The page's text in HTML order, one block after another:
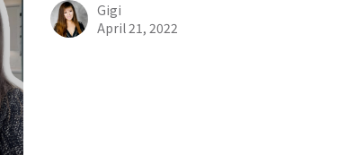
Gigi
April 21, 2022